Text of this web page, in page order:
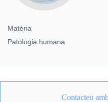
Matèria
Patologia humana
Contacteu